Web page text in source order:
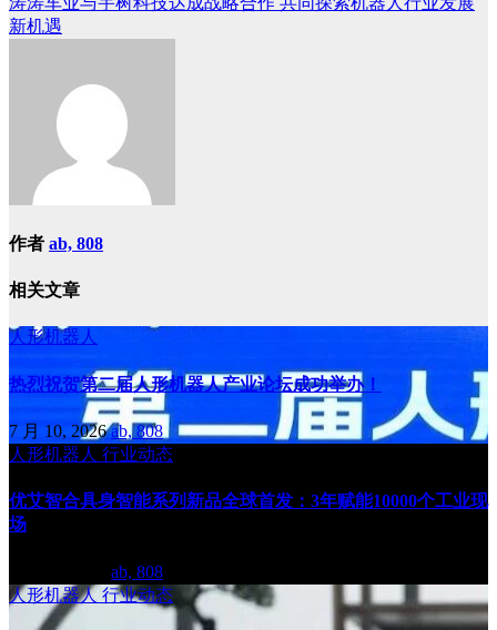
导
新机遇
作者 ab, 808
相关文章
人形机器人
热烈祝贺第二届人形机器人产业论坛成功举办！
7 月 10, 2026ab, 808
人形机器人 行业动态
优艾智合具身智能系列新品全球首发：3年赋能10000个工业现
场
ab, 808
人形机器人 行业动态